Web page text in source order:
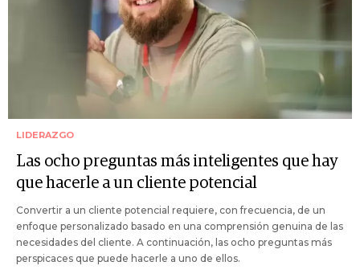
LIDERAZGO
Las ocho preguntas más inteligentes que hay
que hacerle a un cliente potencial
Convertir a un cliente potencial requiere, con frecuencia, de un
enfoque personalizado basado en una comprensión genuina de las
necesidades del cliente. A continuación, las ocho preguntas más
perspicaces que puede hacerle a uno de ellos.